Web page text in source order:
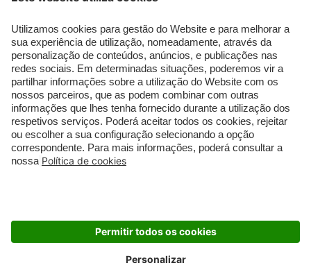
Sérum de Rosto
Body mist & Spray
corporal
Produtos para Cabelo
Homem
Espuma de Limpeza
Facial
Dermocosmética
Perfumes árabes
Novidades
Melhores Perfumes
Femininos
TOP 10: Perfumes
Masculinos
Pestanas Postiças
Creme Rosto Homem
Embalagens Sustentáveis